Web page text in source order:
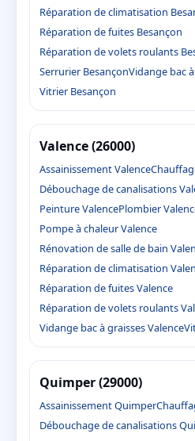
Réparation de climatisation
Réparation de fuites Besançon
Réparation de volets roulants
Serrurier BesançonVidange bac
Vitrier Besançon
Valence (26000)
Assainissement Valence
Débouchage de canalisations
Peinture ValencePlombier
Pompe à chaleur Valence
Rénovation de salle de bain
Réparation de climatisation
Réparation de fuites Valence
Réparation de volets roulants
Vidange bac à graisses Valence
Quimper (29000)
Assainissement Quimper
Débouchage de canalisations